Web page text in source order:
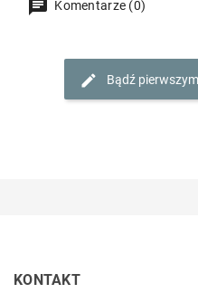
Komentarze (0)
Bądź
KONTAKT